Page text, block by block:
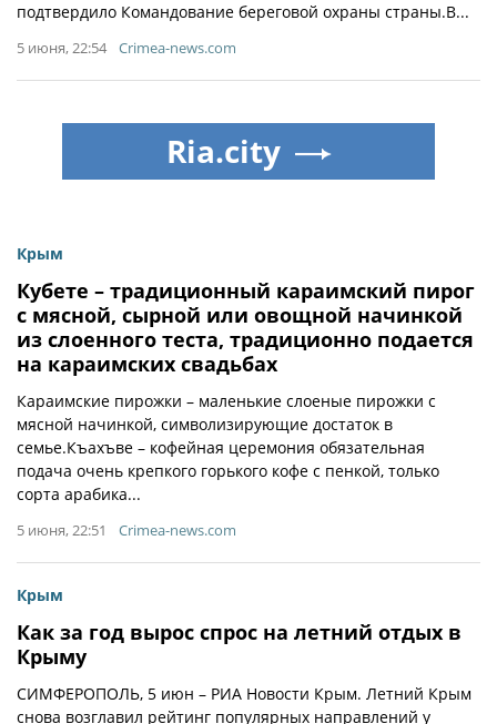
подтвердило Командование береговой охраны страны.В...
5 июня, 22:54 Crimea-news.com
Крым
Кубете – традиционный караимский пирог
с мясной, сырной или овощной начинкой
из слоенного теста, традиционно подается
на караимских свадьбах
Караимские пирожки – маленькие слоеные пирожки с
мясной начинкой, символизирующие достаток в
семье.Къахъве – кофейная церемония обязательная
подача очень крепкого горького кофе с пенкой, только
сорта арабика...
5 июня, 22:51 Crimea-news.com
Крым
Как за год вырос спрос на летний отдых в
Крыму
СИМФЕРОПОЛЬ, 5 июн – РИА Новости Крым. Летний Крым
снова возглавил рейтинг популярных направлений у
Ria.city